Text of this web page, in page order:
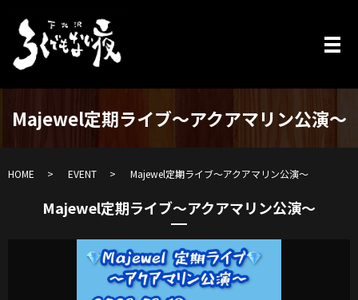
Majewel定期ライブ〜アクアマリン公演〜
HOME EVENT Majewel定期ライブ〜アクアマリン公演〜
Majewel定期ライブ〜アクアマリン公演〜